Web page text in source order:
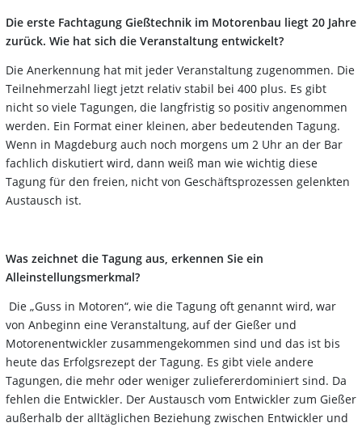
Die erste Fachtagung Gießtechnik im Motorenbau liegt 20 Jahre
zurück. Wie hat sich die Veranstaltung entwickelt?
Die Anerkennung hat mit jeder Veranstaltung zugenommen. Die
Teilnehmerzahl liegt jetzt relativ stabil bei 400 plus. Es gibt
nicht so viele Tagungen, die langfristig so positiv angenommen
werden. Ein Format einer kleinen, aber bedeutenden Tagung.
Wenn in Magdeburg auch noch morgens um 2 Uhr an der Bar
fachlich diskutiert wird, dann weiß man wie wichtig diese
Tagung für den freien, nicht von Geschäftsprozessen gelenkten
Austausch ist.
Was zeichnet die Tagung aus, erkennen Sie ein
Alleinstellungsmerkmal?
Die „Guss in Motoren“, wie die Tagung oft genannt wird, war
von Anbeginn eine Veranstaltung, auf der Gießer und
Motorenentwickler zusammengekommen sind und das ist bis
heute das Erfolgsrezept der Tagung. Es gibt viele andere
Tagungen, die mehr oder weniger zuliefererdominiert sind. Da
fehlen die Entwickler. Der Austausch vom Entwickler zum Gießer
außerhalb der alltäglichen Beziehung zwischen Entwickler und